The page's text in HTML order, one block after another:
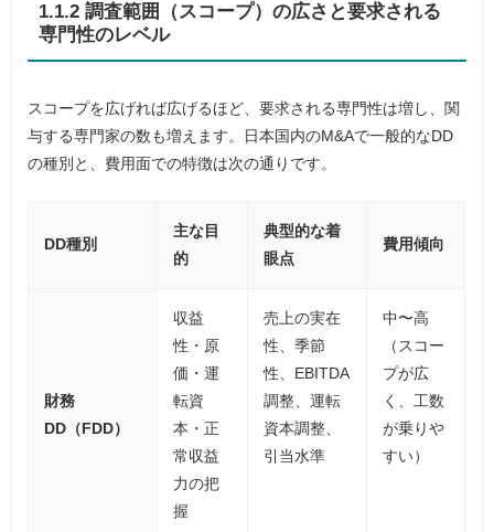
1.1.2 調査範囲（スコープ）の広さと要求される
専門性のレベル
スコープを広げれば広げるほど、要求される専門性は増し、関
与する専門家の数も増えます。日本国内のM&Aで一般的なDD
の種別と、費用面での特徴は次の通りです。
DD種別
主な目
的
典型的な着
眼点
費用傾向
財務
DD（FDD）
収益
性・原
価・運
転資
本・正
常収益
力の把
握
売上の実在
性、季節
性、EBITDA
調整、運転
資本調整、
引当水準
中〜高
（スコー
プが広
く、工数
が乗りや
すい）